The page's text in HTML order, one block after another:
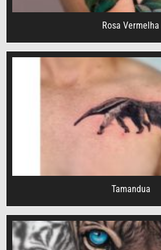
Rosa Vermelha
Tamandua